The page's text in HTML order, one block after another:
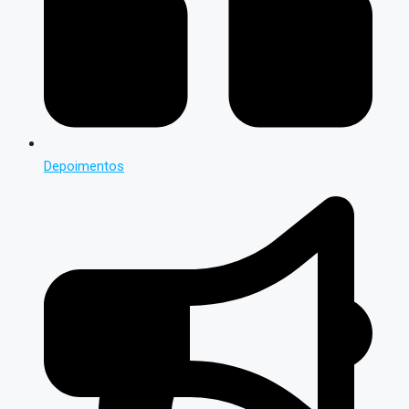
Depoimentos